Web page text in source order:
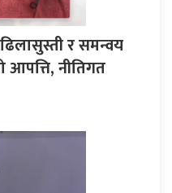
र समन्वय
आपत्ति, नीतिगत